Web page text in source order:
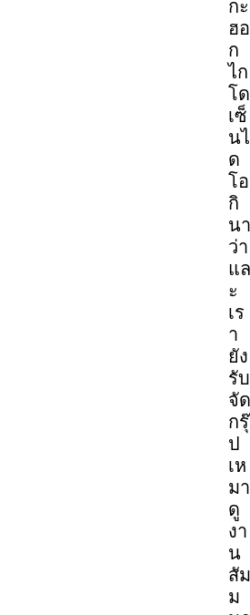
กะ
ฮอ
ก
ไก
โด
เซ็
นไ
ด
โอ
กิ
นา
ว่า
แล
ะ
เร
า
ยัง
รับ
จัด
กรุ๊
ป
เห
มา
ดู
งา
น
สัม
ม